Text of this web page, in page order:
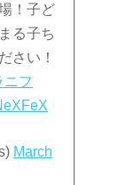
！子ど
る子ち
さい！
ニフ
March